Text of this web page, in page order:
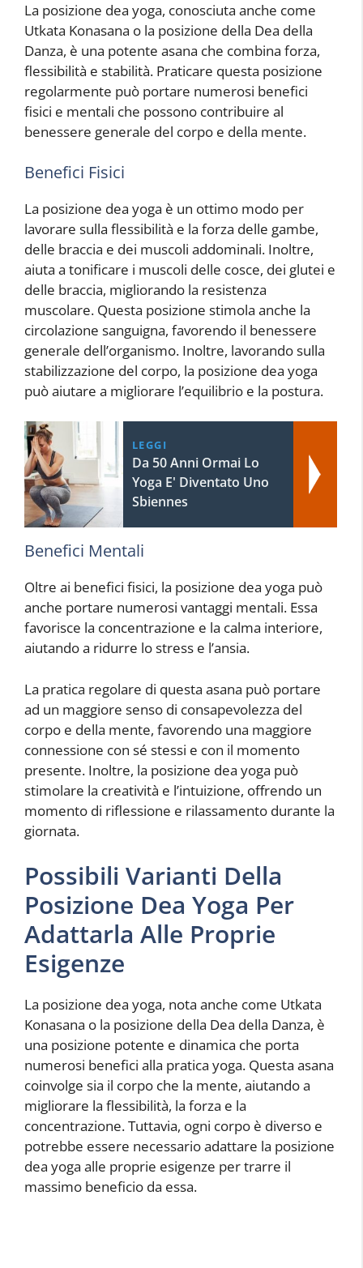
La posizione dea yoga, conosciuta anche come
Utkata Konasana o la posizione della Dea della
Danza, è una potente asana che combina forza,
flessibilità e stabilità. Praticare questa posizione
regolarmente può portare numerosi benefici
fisici e mentali che possono contribuire al
benessere generale del corpo e della mente.
Benefici Fisici
La posizione dea yoga è un ottimo modo per
lavorare sulla flessibilità e la forza delle gambe,
delle braccia e dei muscoli addominali. Inoltre,
aiuta a tonificare i muscoli delle cosce, dei glutei e
delle braccia, migliorando la resistenza
muscolare. Questa posizione stimola anche la
circolazione sanguigna, favorendo il benessere
generale dell’organismo. Inoltre, lavorando sulla
stabilizzazione del corpo, la posizione dea yoga
può aiutare a migliorare l’equilibrio e la postura.
LEGGI
Da 50 Anni Ormai Lo
Yoga E' Diventato Uno
Sbiennes
Benefici Mentali
Oltre ai benefici fisici, la posizione dea yoga può
anche portare numerosi vantaggi mentali. Essa
favorisce la concentrazione e la calma interiore,
aiutando a ridurre lo stress e l’ansia.
La pratica regolare di questa asana può portare
ad un maggiore senso di consapevolezza del
corpo e della mente, favorendo una maggiore
connessione con sé stessi e con il momento
presente. Inoltre, la posizione dea yoga può
stimolare la creatività e l’intuizione, offrendo un
momento di riflessione e rilassamento durante la
giornata.
Possibili Varianti Della
Posizione Dea Yoga Per
Adattarla Alle Proprie
Esigenze
La posizione dea yoga, nota anche come Utkata
Konasana o la posizione della Dea della Danza, è
una posizione potente e dinamica che porta
numerosi benefici alla pratica yoga. Questa asana
coinvolge sia il corpo che la mente, aiutando a
migliorare la flessibilità, la forza e la
concentrazione. Tuttavia, ogni corpo è diverso e
potrebbe essere necessario adattare la posizione
dea yoga alle proprie esigenze per trarre il
massimo beneficio da essa.